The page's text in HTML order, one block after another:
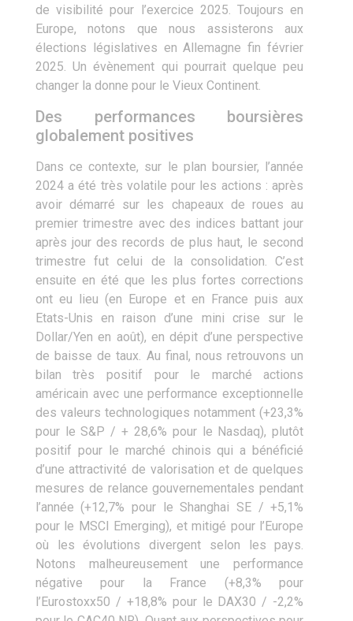
de visibilité pour l’exercice 2025. Toujours en
Europe, notons que nous assisterons aux
élections législatives en Allemagne fin février
2025. Un évènement qui pourrait quelque peu
changer la donne pour le Vieux Continent.
Des performances boursières
globalement positives
Dans ce contexte, sur le plan boursier, l’année
2024 a été très volatile pour les actions : après
avoir démarré sur les chapeaux de roues au
premier trimestre avec des indices battant jour
après jour des records de plus haut, le second
trimestre fut celui de la consolidation. C’est
ensuite en été que les plus fortes corrections
ont eu lieu (en Europe et en France puis aux
Etats-Unis en raison d’une mini crise sur le
Dollar/Yen en août), en dépit d’une perspective
de baisse de taux. Au final, nous retrouvons un
bilan très positif pour le marché actions
américain avec une performance exceptionnelle
des valeurs technologiques notamment (+23,3%
pour le S&P / + 28,6% pour le Nasdaq), plutôt
positif pour le marché chinois qui a bénéficié
d’une attractivité de valorisation et de quelques
mesures de relance gouvernementales pendant
l’année (+12,7% pour le Shanghai SE / +5,1%
pour le MSCI Emerging), et mitigé pour l’Europe
où les évolutions divergent selon les pays.
Notons malheureusement une performance
négative pour la France (+8,3% pour
l’Eurostoxx50 / +18,8% pour le DAX30 / -2,2%